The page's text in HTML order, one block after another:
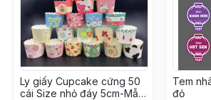
Ly giấy Cupcake cứng 50
cái Size nhỏ đáy 5cm-Mẫu
Tem
đỏ